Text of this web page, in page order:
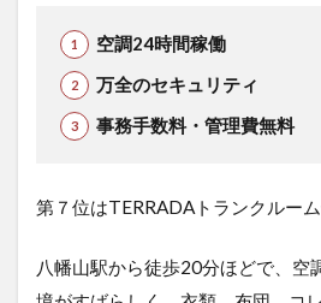
空調24時間稼働
万全のセキュリティ
事務手数料・管理費無料
第７位はTERRADAトランクルーム
八幡山駅から徒歩20分ほどで、空